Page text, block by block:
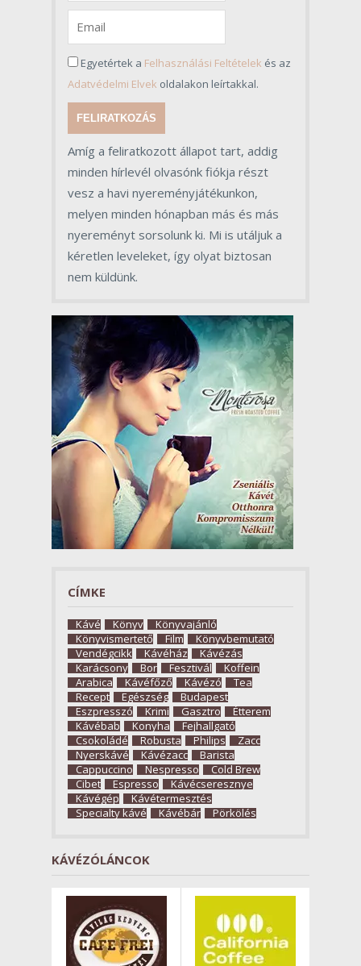
Egyetértek a Felhasználási Feltételek és az
Adatvédelmi Elvek oldalakon leírtakkal.
FELIRATKOZÁS
Amíg a feliratkozott állapot tart, addig
minden hírlevél olvasónk fiókja részt
vesz a havi nyereményjátékunkon,
melyen minden hónapban más és más
nyereményt sorsolunk ki. Mi is utáljuk a
kéretlen leveleket, így olyat biztosan
nem küldünk.
CÍMKE
Kávé Könyv
Könyvajánló
Könyvismertető
Film
Könyvbemutató
Vendégcikk
Kávéház
Kávézás
Karácsony
Bor Fesztivál
Koffein
Arabica
Kávéfőző Kávézó
Tea
Recept
Egészség
Budapest
Eszpresszó
Krimi Gasztro
Étterem
Kávébab
Konyha
Fejhallgató
Csokoládé
Robusta Philips
Zacc
Nyerskávé
Kávézacc
Barista
Cappuccino
Nespresso
Cold Brew
Cibet
Espresso
Kávécseresznye
Kávégép
Kávétermesztés
Specialty kávé
Kávébár Pörkölés
KÁVÉZÓLÁNCOK